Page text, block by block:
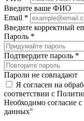
Введите ваше ФИО
Email *
Введите корректный
Пароль *
Подтвердите пароль *
Пароли не совпадают
Я согласен на
соответствии с
Необходимо согласие
данных"